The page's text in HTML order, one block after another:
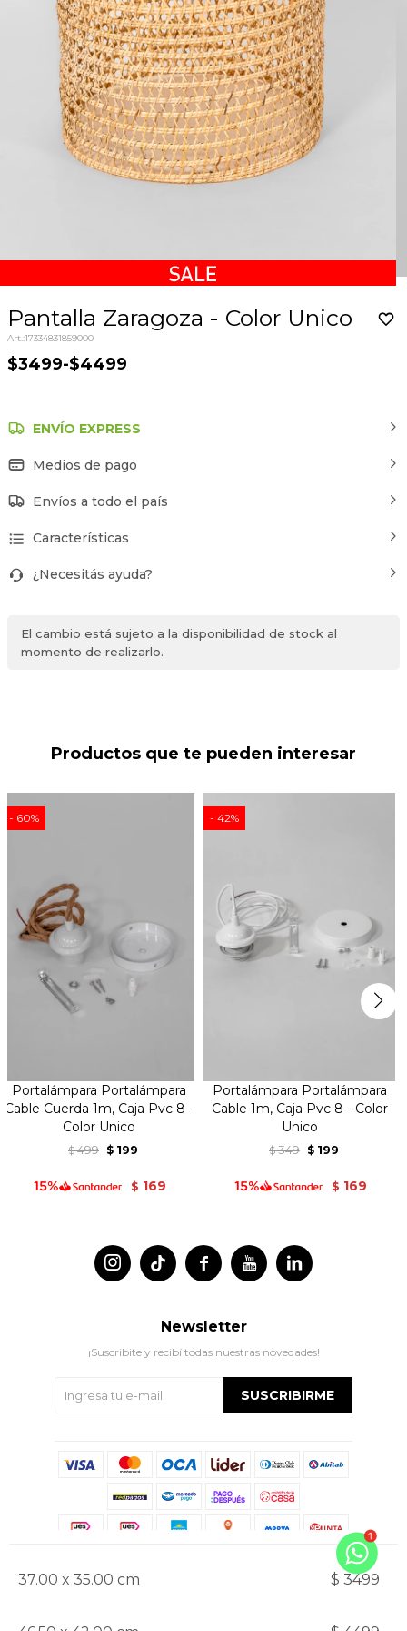
Pantalla Zaragoza - Color Unico
17334831859000
$3499-$4499
37.00 x 35.00 cm $ 3499
ENVÍO EXPRESS
Medios de pago
Envíos a todo el país
Características
¿Necesitás ayuda?
El cambio está sujeto a la disponibilidad de stock al
momento de realizarlo.
Productos que te pueden interesar
60
Portalámpara Portalámpara
Cable Cuerda 1m, Caja Pvc 8 -
Color Unico
$ 499 $ 199
$ 169
42
Portalámpara Portalámpara
Cable 1m, Caja Pvc 8 - Color
Unico
$ 349 $ 199
$ 169
 
 
Newsletter
¡Suscribite y recibí todas nuestras novedades!
SUSCRIBIRME
© Copyright 2026 / Indian